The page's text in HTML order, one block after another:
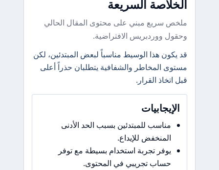
السريعة
سريع مبني على محتوى المقال الحالي
ووردبريس الافتراضية.
هذا الوسيط مناسباً لبعض المبتدئين، لكن
المخاطر والشفافية يتطلبان حذراً أعلى
القرار.
مناسب للمبتدئين بسبب الحد الأدنى
المنخفض للإيداع.
يوفر تجربة استخدام بسيطة مع توفر
حساب تجريبي في المحتوى.